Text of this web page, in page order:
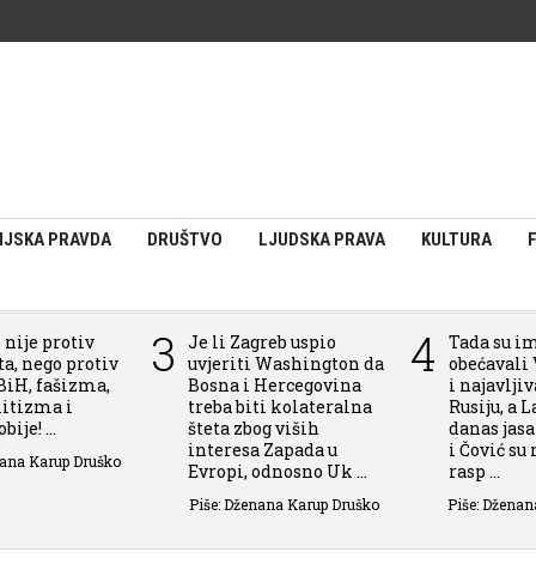
PRAVDA DRUŠTVO LJUDSKA PRAVA KULTURA
nije protiv
nego protiv
fašizma,
i
...
Karup Druško
3
Je li Zagreb uspio
uvjeriti Washington da
Bosna i Hercegovina
treba biti kolateralna
šteta zbog viših
interesa Zapada u
Evropi, odnosno Uk ...
Piše: Dženana Karup Druško
4
Tada su
obećavali
i
Rusiju, a
danas
i Čović su
rasp ...
Piše: